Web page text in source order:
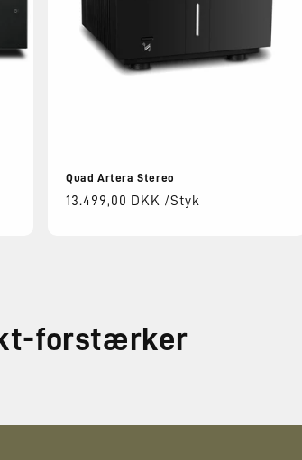
Quad Artera Stereo
Normalpris
13.499,00 DKK /Styk
forstærker